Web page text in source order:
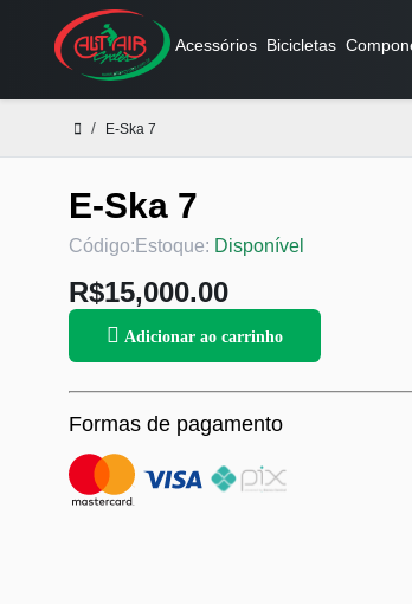
Acessórios Bicicletas
E-Ska 7
E-Ska 7
Código: Estoque: Disponível
R$15,000.00
Adicionar ao carrinho
Formas de pagamento